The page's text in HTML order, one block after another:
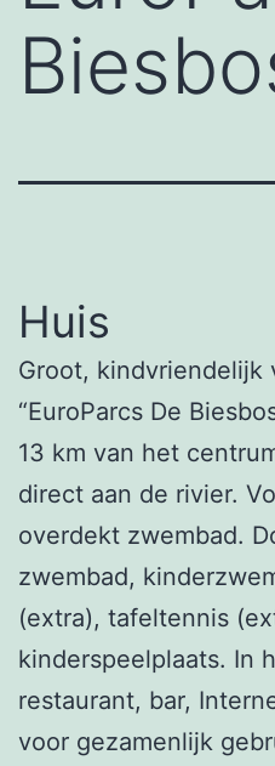
Huis
Groot, kindvriendelijk
“EuroParcs De
13 km van het
direct aan de rivier.
overdekt zwembad.
zwembad,
(extra), tafeltennis
kinderspeelplaats. In
restaurant, bar,
voor gezamenlijk